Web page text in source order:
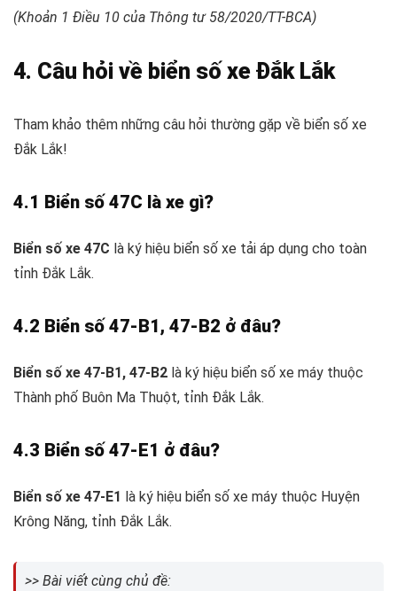
(Khoản 1 Điều 10 của Thông tư 58/2020/TT-BCA)
4. Câu hỏi về biển số xe Đắk Lắk
Tham khảo thêm những câu hỏi thường gặp về biển số xe
Đắk Lắk!
4.1 Biển số 47C là xe gì?
Biển số xe 47C là ký hiệu biển số xe tải áp dụng cho toàn
tỉnh Đắk Lắk.
4.2 Biển số 47-B1, 47-B2 ở đâu?
Biển số xe 47-B1, 47-B2 là ký hiệu biển số xe máy thuộc
Thành phố Buôn Ma Thuột, tỉnh Đắk Lắk.
4.3 Biển số 47-E1 ở đâu?
Biển số xe 47-E1 là ký hiệu biển số xe máy thuộc Huyện
Krông Năng, tỉnh Đắk Lắk.
>> Bài viết cùng chủ đề: